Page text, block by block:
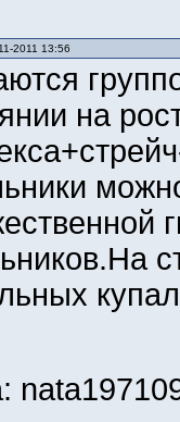
2011 13:56
на